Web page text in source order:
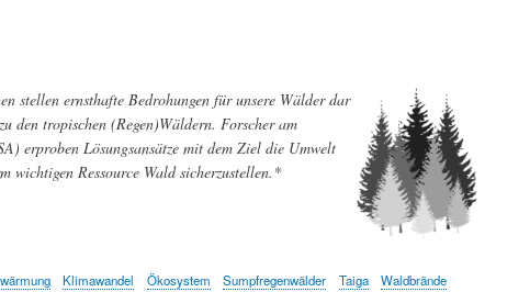
stellen ernsthafte Bedrohungen für unsere Wälder dar
den tropischen (Regen)Wäldern. Forscher am
erproben Lösungsansätze mit dem Ziel die Umwelt
wichtigen Ressource Wald sicherzustellen.*
Klimawandel Ökosystem Sumpfregenwälder Taiga Waldbrände